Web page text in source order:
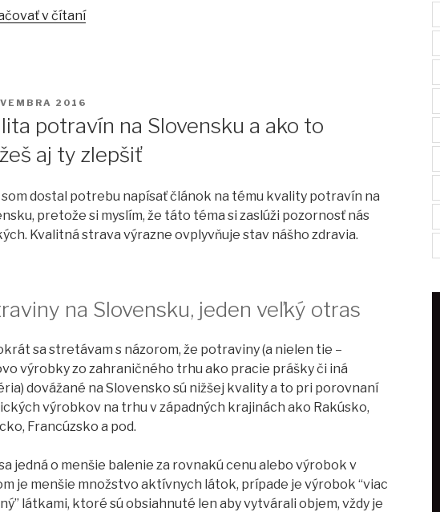
v čítaní“Prechod
2016
potravín na Slovensku a ako to
aj ty zlepšiť
som dostal potrebu napísať článok na tému kvality potravín na
pretože si myslím, že táto téma si zaslúži pozornosť nás
Kvalitná strava výrazne ovplyvňuje stav nášho zdravia.
na Slovensku, jeden veľký otras
sa stretávam s názorom, že potraviny (a nielen tie –
výrobky zo zahraničného trhu ako pracie prášky či iná
dovážané na Slovensko sú nižšej kvality a to pri porovnaní
výrobkov na trhu v západných krajinách ako Rakúsko,
Francúzsko a pod.
jedná o menšie balenie za rovnakú cenu alebo výrobok v
je menšie množstvo aktívnych látok, prípade je výrobok “viac
látkami, ktoré sú obsiahnuté len aby vytvárali objem, vždy je